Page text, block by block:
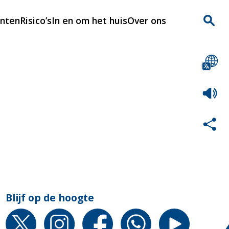
Risico’sIn en om het huisOver ons
Blijf op de hoogte